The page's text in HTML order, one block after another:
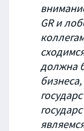
GR и
должна